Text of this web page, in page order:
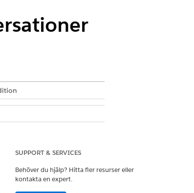
SUPPORT & SERVICES
Behöver du hjälp? Hitta fler resurser eller
kontakta en expert.